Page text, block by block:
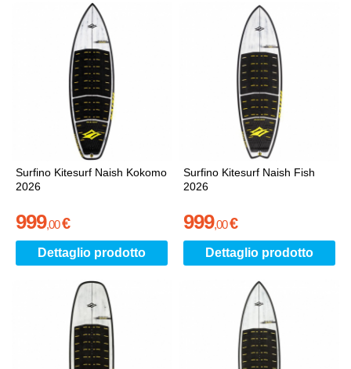
Surfino Kitesurf Naish Kokomo
2026
999,00€
Dettaglio prodotto
Surfino Kitesurf Naish Fish
2026
999,00€
Dettaglio prodotto